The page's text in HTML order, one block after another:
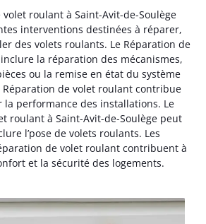
volet roulant à Saint-Avit-de-Soulège
interventions destinées à réparer,
des volets roulants. Le Réparation de
la réparation des mécanismes,
ou la remise en état du système
Réparation de volet roulant contribue
performance des installations. Le
roulant à Saint-Avit-de-Soulège peut
l’pose de volets roulants. Les
de volet roulant contribuent à
et la sécurité des logements.